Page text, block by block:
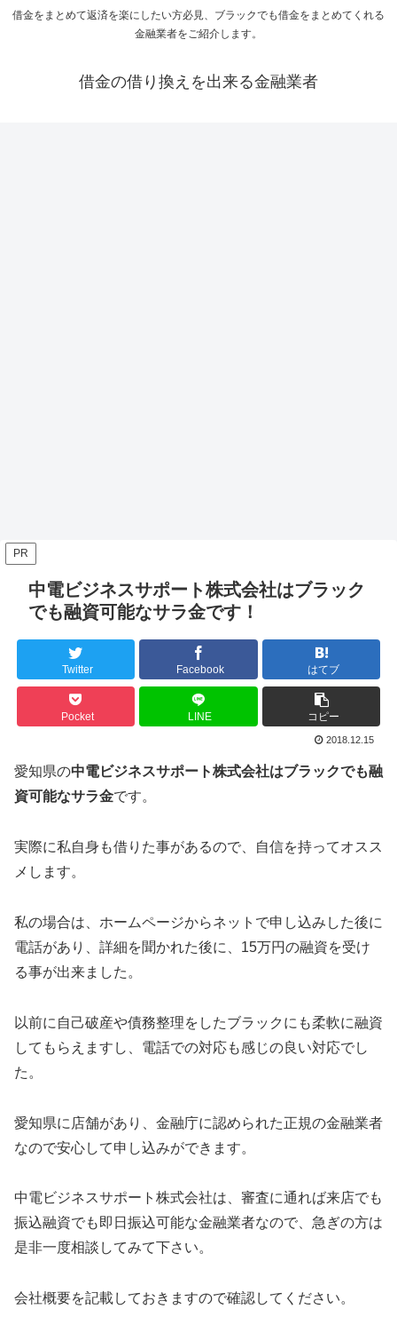
借金をまとめて返済を楽にしたい方必見、ブラックでも借金をまとめてくれる
金融業者をご紹介します。
借金の借り換えを出来る金融業者
PR
中電ビジネスサポート株式会社はブラック
でも融資可能なサラ金です！
Twitter Facebook はてブ
Pocket LINE コピー
2018.12.15
愛知県の中電ビジネスサポート株式会社はブラックでも融
資可能なサラ金です。
実際に私自身も借りた事があるので、自信を持ってオスス
メします。
私の場合は、ホームページからネットで申し込みした後に
電話があり、詳細を聞かれた後に、15万円の融資を受け
る事が出来ました。
以前に自己破産や債務整理をしたブラックにも柔軟に融資
してもらえますし、電話での対応も感じの良い対応でし
た。
愛知県に店舗があり、金融庁に認められた正規の金融業者
なので安心して申し込みができます。
中電ビジネスサポート株式会社は、審査に通れば来店でも
振込融資でも即日振込可能な金融業者なので、急ぎの方は
是非一度相談してみて下さい。
会社概要を記載しておきますので確認してください。